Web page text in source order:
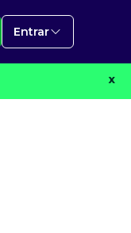
Entrar
X